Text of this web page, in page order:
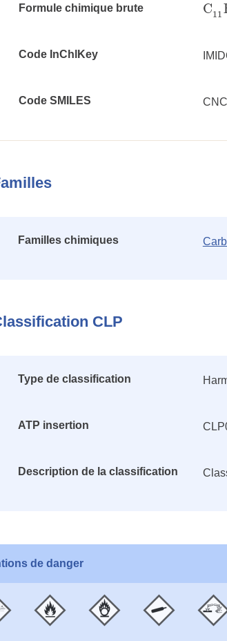
Formule chimique brute C11
C11
Code InChlKey
Code SMILES
Familles chimiques
CLP
Type de classification
ATP insertion
Description de la classification
de danger